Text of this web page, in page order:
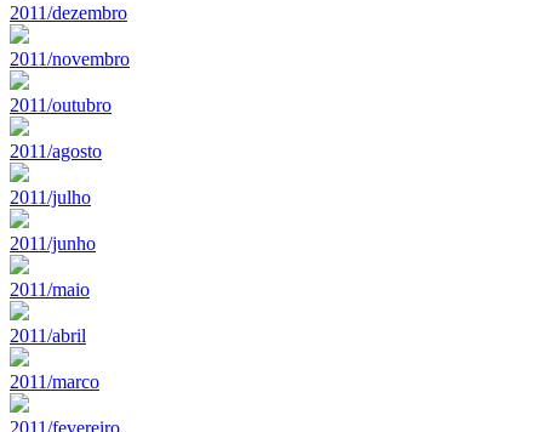
2011/dezembro
2011/novembro
2011/outubro
2011/agosto
2011/julho
2011/junho
2011/maio
2011/abril
2011/marco
2011/fevereiro